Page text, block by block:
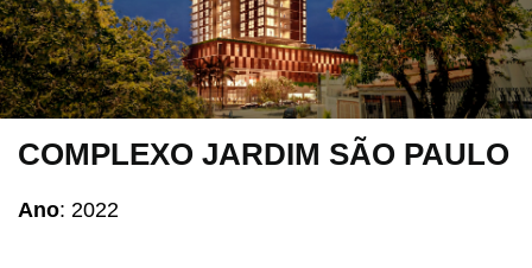
English
COMPLEXO JARDIM SÃO PAULO
Ano: 2022